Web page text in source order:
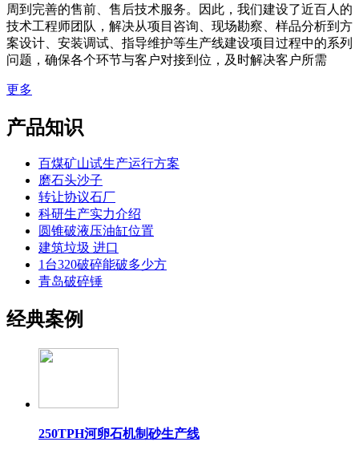
周到完善的售前、售后技术服务。因此，我们建设了近百人的
技术工程师团队，解决从项目咨询、现场勘察、样品分析到方
案设计、安装调试、指导维护等生产线建设项目过程中的系列
问题，确保各个环节与客户对接到位，及时解决客户所需
更多
产品知识
百煤矿山试生产运行方案
磨石头沙子
转让协议石厂
科研生产实力介绍
圆锥破液压油缸位置
建筑垃圾 进口
1台320破碎能破多少方
青岛破碎锤
经典案例
250TPH河卵石机制砂生产线